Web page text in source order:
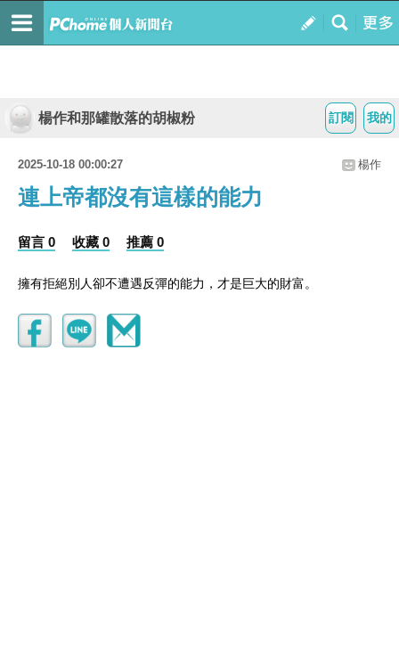
我的
訂閱
楊作和那罐散落的胡椒粉
2025-10-18 00:00:27 楊作
連上帝都沒有這樣的能力
留言 0 收藏 0 推薦 0
擁有拒絕別人卻不遭遇反彈的能力，才是巨大的財富。